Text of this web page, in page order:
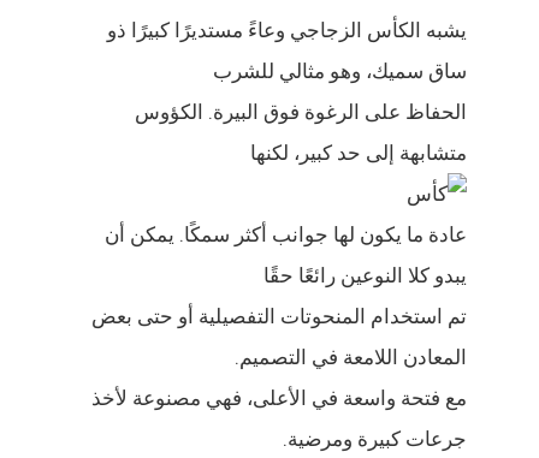
يشبه الكأس الزجاجي وعاءً مستديرًا كبيرًا ذو
ساق سميك، وهو مثالي للشرب
الحفاظ على الرغوة فوق البيرة. الكؤوس
متشابهة إلى حد كبير، لكنها
عادة ما يكون لها جوانب أكثر سمكًا. يمكن أن
يبدو كلا النوعين رائعًا حقًا
تم استخدام المنحوتات التفصيلية أو حتى بعض
المعادن اللامعة في التصميم.
مع فتحة واسعة في الأعلى، فهي مصنوعة لأخذ
جرعات كبيرة ومرضية.